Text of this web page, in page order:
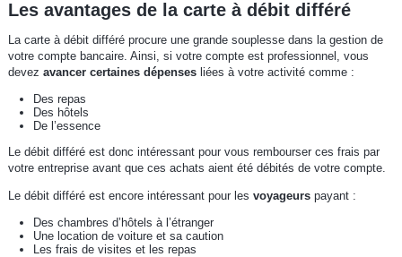
Les avantages de la carte à débit différé
La carte à débit différé procure une grande souplesse dans la gestion de
votre compte bancaire. Ainsi, si votre compte est professionnel, vous
devez avancer certaines dépensesliées à votre activité comme :
Des repas
Des hôtels
De l’essence
Le débit différé est donc intéressant pour vous rembourser ces frais par
votre entreprise avant que ces achats aient été débités de votre compte.
Le débit différé est encore intéressant pour les voyageurspayant :
Des chambres d’hôtels à l’étranger
Une location de voiture et sa caution
Les frais de visites et les repas